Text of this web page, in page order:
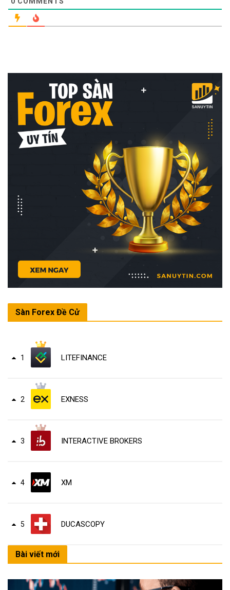
Sàn Forex Đề Cử
1 LITEFINANCE
2 EXNESS
3 INTERACTIVE BROKERS
4 XM
5 DUCASCOPY
Bài viết mới